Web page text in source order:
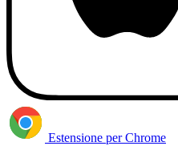
Estensione per Chrome